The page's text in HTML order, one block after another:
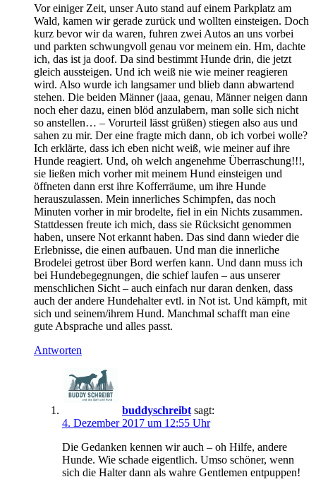
Vor einiger Zeit, unser Auto stand auf einem Parkplatz am
Wald, kamen wir gerade zurück und wollten einsteigen. Doch
kurz bevor wir da waren, fuhren zwei Autos an uns vorbei
und parkten schwungvoll genau vor meinem ein. Hm, dachte
ich, das ist ja doof. Da sind bestimmt Hunde drin, die jetzt
gleich aussteigen. Und ich weiß nie wie meiner reagieren
wird. Also wurde ich langsamer und blieb dann abwartend
stehen. Die beiden Männer (jaaa, genau, Männer neigen dann
noch eher dazu, einen blöd anzulabern, man solle sich nicht
so anstellen… – Vorurteil lässt grüßen) stiegen also aus und
sahen zu mir. Der eine fragte mich dann, ob ich vorbei wolle?
Ich erklärte, dass ich eben nicht weiß, wie meiner auf ihre
Hunde reagiert. Und, oh welch angenehme Überraschung!!!,
sie ließen mich vorher mit meinem Hund einsteigen und
öffneten dann erst ihre Kofferräume, um ihre Hunde
herauszulassen. Mein innerliches Schimpfen, das noch
Minuten vorher in mir brodelte, fiel in ein Nichts zusammen.
Stattdessen freute ich mich, dass sie Rücksicht genommen
haben, unsere Not erkannt haben. Das sind dann wieder die
Erlebnisse, die einen aufbauen. Und man die innerliche
Brodelei getrost über Bord werfen kann. Und dann muss ich
bei Hundebegegnungen, die schief laufen – aus unserer
menschlichen Sicht – auch einfach nur daran denken, dass
auch der andere Hundehalter evtl. in Not ist. Und kämpft, mit
sich und seinem/ihrem Hund. Manchmal schafft man eine
gute Absprache und alles passt.
Antworten
buddyschreibt sagt:
4. Dezember 2017 um 12:55 Uhr
Die Gedanken kennen wir auch – oh Hilfe, andere
Hunde. Wie schade eigentlich. Umso schöner, wenn
sich die Halter dann als wahre Gentlemen entpuppen!